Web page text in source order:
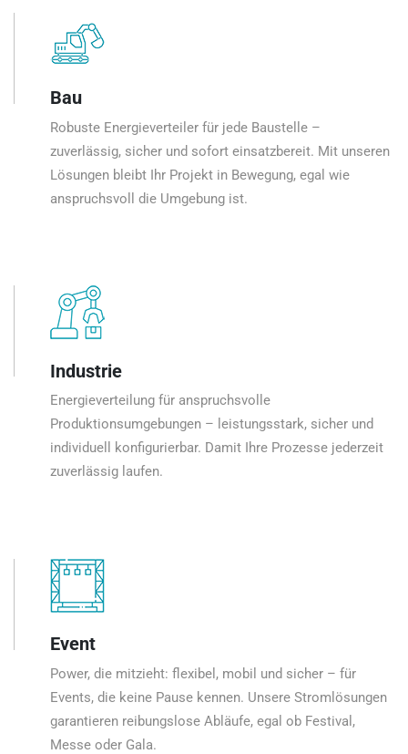
Bau
Robuste Energieverteiler für jede Baustelle –
zuverlässig, sicher und sofort einsatzbereit. Mit unseren
Lösungen bleibt Ihr Projekt in Bewegung, egal wie
anspruchsvoll die Umgebung ist.
Industrie
Energieverteilung für anspruchsvolle
Produktionsumgebungen – leistungsstark, sicher und
individuell konfigurierbar. Damit Ihre Prozesse jederzeit
zuverlässig laufen.
Event
Power, die mitzieht: flexibel, mobil und sicher – für
Events, die keine Pause kennen. Unsere Stromlösungen
garantieren reibungslose Abläufe, egal ob Festival,
Messe oder Gala.